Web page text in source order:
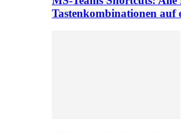
Tastenkombinationen auf